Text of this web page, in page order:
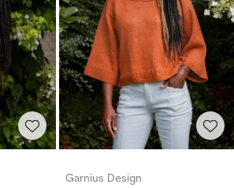
Garnius Design